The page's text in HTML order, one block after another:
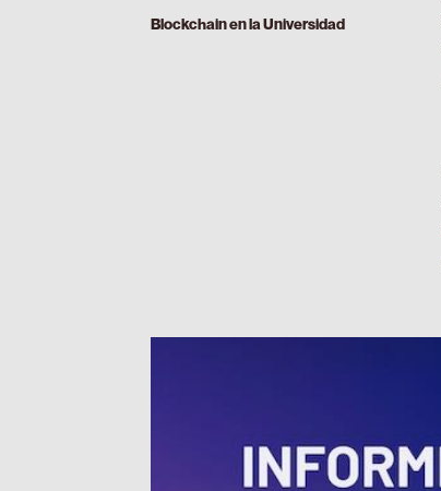
Blockchain en la Universidad